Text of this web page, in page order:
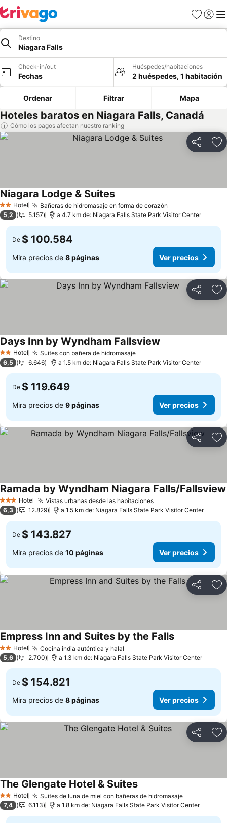
Favoritos
Iniciar
Destino
Niagara Falls
Check-in/out
Fechas
Huéspedes/habitaciones
2 huéspedes, 1 habitación
Ordenar Filtrar Mapa
Hoteles baratos en Niagara Falls, Canadá
Cómo los pagos afectan nuestro ranking
Compartir
2 Estrellas
Hotel Bañeras de hidromasaje en forma de corazón
Niagara Lodge & SuitesVer precios
5,2 5.157 a 4.7 km de: Niagara Falls State Park Visitor Center
De $ 100.584
Mira precios de 8 páginas Ver precios
Compartir
2 Estrellas
Hotel Suites con bañera de hidromasajeVer precios
Days Inn by Wyndham Fallsview
6,5 6.646 a 1.5 km de: Niagara Falls State Park Visitor Center
De $ 119.649
Mira precios de 9 páginas Ver precios
Compartir
3 Estrellas
Hotel Vistas urbanas desde las habitacionesVer precios
Ramada by Wyndham Niagara Falls/Fallsview
6,3 12.829 a 1.5 km de: Niagara Falls State Park Visitor Center
De $ 143.827
Mira precios de 10 páginas Ver precios
Compartir
2 Estrellas
Hotel Cocina india auténtica y halal
Empress Inn and Suites by the FallsVer precios
5,6 2.700 a 1.3 km de: Niagara Falls State Park Visitor Center
De $ 154.821
Mira precios de 8 páginas Ver precios
Compartir
2 Estrellas
Hotel Suites de luna de miel con bañeras de hidromasajeVer precios
The Glengate Hotel & SuitesVer precios
7,4 6.113 a 1.8 km de: Niagara Falls State Park Visitor Center